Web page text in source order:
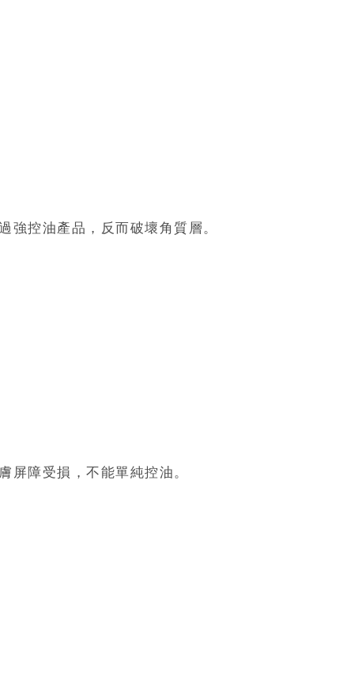
控油產品，反而破壞角質層。
障受損，不能單純控油。